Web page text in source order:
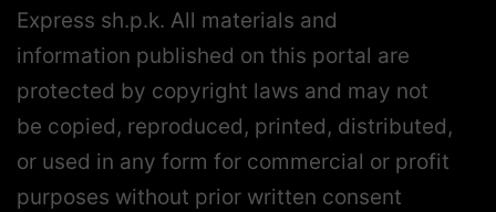
Express sh.p.k. All materials and
information published on this portal are
protected by copyright laws and may not
be copied, reproduced, printed, distributed,
or used in any form for commercial or profit
purposes without prior written consent